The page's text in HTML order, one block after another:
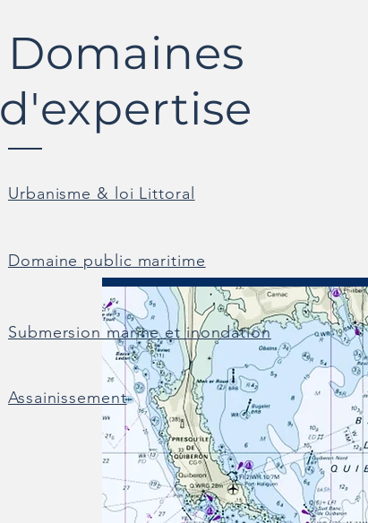
Domaines
d'expertise
Urbanisme & loi Littoral
Domaine public maritime
Submersion marine et inondation
Assainissement